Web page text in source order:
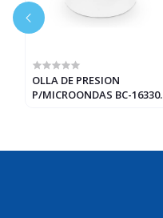
OLLA DE PRESION
P/MICROONDAS BC-16330)